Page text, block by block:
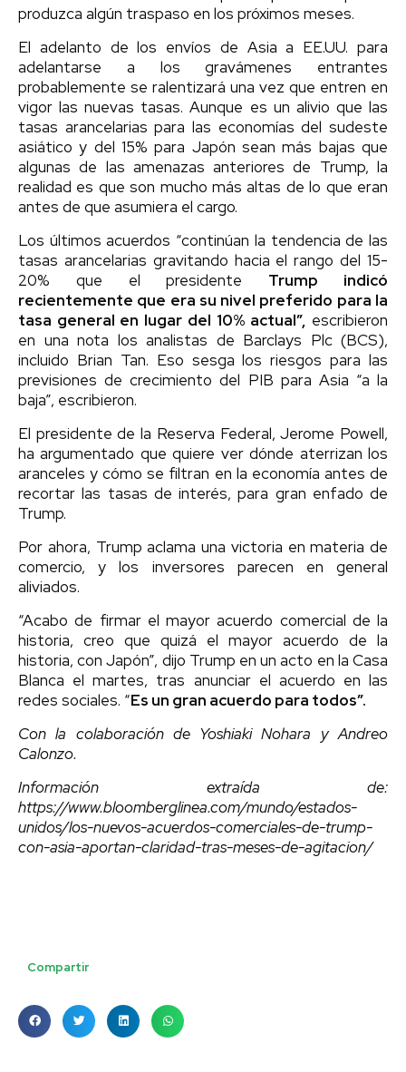
produzca algún traspaso en los próximos meses.
El adelanto de los envíos de Asia a EE.UU. para
adelantarse a los gravámenes entrantes
probablemente se ralentizará una vez que entren en
vigor las nuevas tasas. Aunque es un alivio que las
tasas arancelarias para las economías del sudeste
asiático y del 15% para Japón sean más bajas que
algunas de las amenazas anteriores de Trump, la
realidad es que son mucho más altas de lo que eran
antes de que asumiera el cargo.
Los últimos acuerdos “continúan la tendencia de las
tasas arancelarias gravitando hacia el rango del 15-
20% que el presidente Trump indicó
recientemente que era su nivel preferido para la
tasa general en lugar del 10% actual”, escribieron
en una nota los analistas de Barclays Plc (BCS),
incluido Brian Tan. Eso sesga los riesgos para las
previsiones de crecimiento del PIB para Asia “a la
baja”, escribieron.
El presidente de la Reserva Federal, Jerome Powell,
ha argumentado que quiere ver dónde aterrizan los
aranceles y cómo se filtran en la economía antes de
recortar las tasas de interés, para gran enfado de
Trump.
Por ahora, Trump aclama una victoria en materia de
comercio, y los inversores parecen en general
aliviados.
“Acabo de firmar el mayor acuerdo comercial de la
historia, creo que quizá el mayor acuerdo de la
historia, con Japón”, dijo Trump en un acto en la Casa
Blanca el martes, tras anunciar el acuerdo en las
redes sociales. “Es un gran acuerdo para todos”.
Con la colaboración de Yoshiaki Nohara y Andreo
Calonzo.
Información extraída de:
https://www.bloomberglinea.com/mundo/estados-
unidos/los-nuevos-acuerdos-comerciales-de-trump-
con-asia-aportan-claridad-tras-meses-de-agitacion/
Compartir